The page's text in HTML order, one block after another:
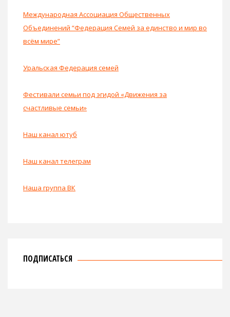
Международная Ассоциация Общественных
Объединений “Федерация Семей за единство и мир во
всём мире”
Уральская Федерация семей
Фестивали семьи под эгидой «Движения за
счастливые семьи»
Наш канал ютуб
Наш канал телеграм
Наша группа ВК
ПОДПИСАТЬСЯ